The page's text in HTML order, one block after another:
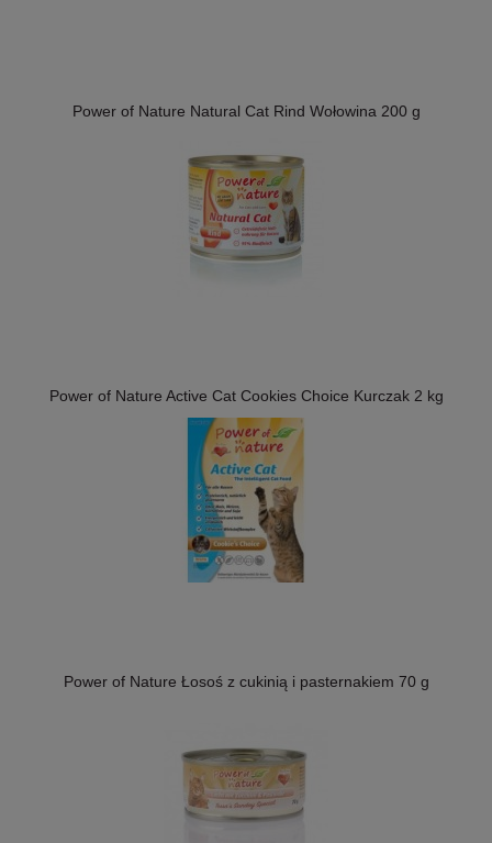
Power of Nature Natural Cat Rind Wołowina 200 g
Power of Nature Active Cat Cookies Choice Kurczak 2 kg
Power of Nature Łosoś z cukinią i pasternakiem 70 g